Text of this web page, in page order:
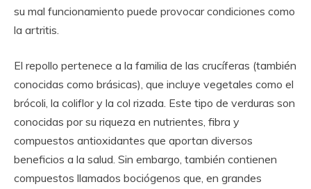
su mal funcionamiento puede provocar condiciones como
la artritis.
El repollo pertenece a la familia de las crucíferas (también
conocidas como brásicas), que incluye vegetales como el
brócoli, la coliflor y la col rizada. Este tipo de verduras son
conocidas por su riqueza en nutrientes, fibra y
compuestos antioxidantes que aportan diversos
beneficios a la salud. Sin embargo, también contienen
compuestos llamados bociógenos que, en grandes